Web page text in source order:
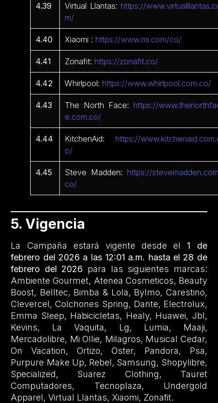
4.39 Virtual Llantas:https://
m/
4.40 Xiaomi :https://www.mi.com/co/
4.41 Zonafit:https://zonafit.co/
4.42 Whirlpool:https://www.whirlpool.com.co/
4.43 The North Face:https://
e.com.co/
4.44 KitchenAid:https://
o/
4.45 Steve Madden:https://
co/
5. Vigencia
La Campaña estará vigente desde el
1 de
febrero del 2026 a las 12:01 a.m. hasta el 28 de
febrero del 2026 para las siguientes marcas:
Ambiente Gourmet, Atenea Cosmeticos, Beauty
Boost, Belltec, Bimba & Lola, Bylmo, Carestino,
Clevercel, Colchones Spring, Dante, Electrolux,
Emma Sleep, Habicicletas, Healy, Huawei, Jbl,
Kevins, La Vaquita, Lg, Lumia, Maaji,
Mercadolibre, Mi Ollie, Milagros, Musical Cedar,
On Vacation, Ortizo, Oster, Pandora, Psa,
Purpure Make Up, Rebel, Samsung, Shopylibre,
Specialized, Suarez Clothing, Tauret
Computadores, Tecnoplaza, Undergold
Apparel, Virtual Llantas, Xiaomi, Zonafit.